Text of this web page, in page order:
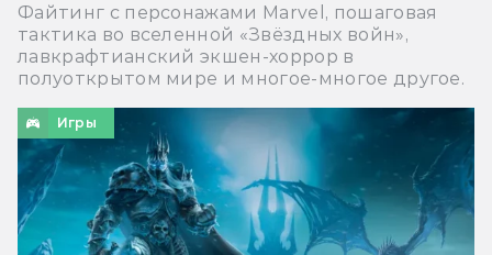
Файтинг с персонажами Marvel, пошаговая
тактика во вселенной «Звёздных войн»,
лавкрафтианский экшен-хоррор в
полуоткрытом мире и многое-многое другое.
Игры